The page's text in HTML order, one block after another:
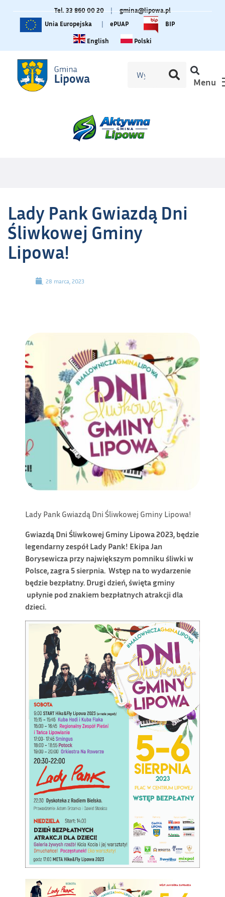
Tel. 33 860 00 20 |
gmina@lipowa.pl
Unia Europejska
| ePUAP
BIP
Change language to English
English Zmiana języka na polski
Polski
Menu
Lady Pank Gwiazdą Dni
Śliwkowej Gminy
Lipowa!
28 marca, 2023
Lady Pank Gwiazdą Dni Śliwkowej Gminy Lipowa!
Gwiazdą Dni Śliwkowej Gminy Lipowa 2023, będzie
legendarny zespół Lady Pank! Ekipa Jan
Borysewicza przy największym pomniku śliwki w
Polsce, zagra 5 sierpnia. Wstęp na to wydarzenie
będzie bezpłatny. Drugi dzień, święta gminy
upłynie pod znakiem bezpłatnych atrakcji dla
dzieci.